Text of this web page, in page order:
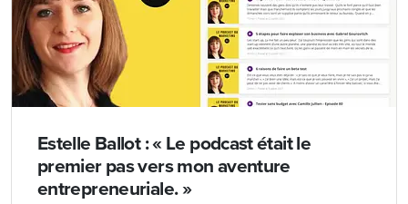
Estelle Ballot : « Le podcast était le
premier pas vers mon aventure
entrepreneuriale. »